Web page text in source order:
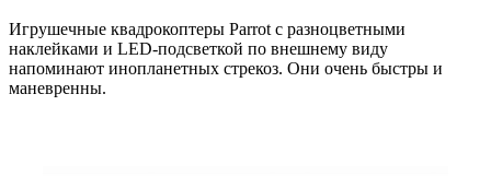
Игрушечные квадрокоптеры Parrot с разноцветными
наклейками и LED-подсветкой по внешнему виду
напоминают инопланетных стрекоз. Они очень быстры и
маневренны.